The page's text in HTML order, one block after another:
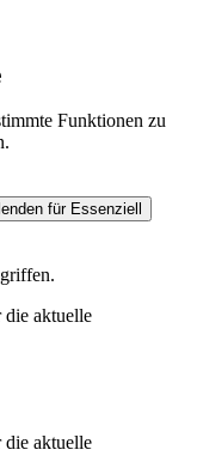
Funktionen zu
für Essenziell
aktuelle
aktuelle